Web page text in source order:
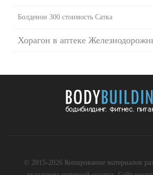
Болденон 300 стоимость Сатка
Хорагон в аптеке
© 2015-2026 Копирование материалов